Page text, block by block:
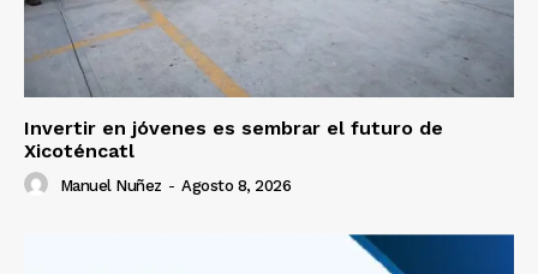
Invertir en jóvenes es sembrar el futuro de
Xicoténcatl
Manuel Nuñez - Agosto 8, 2026